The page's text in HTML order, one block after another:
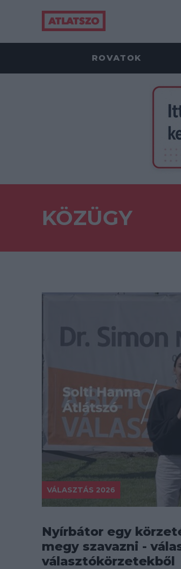
ROVATOK
KÖZÜGY
VÁLASZTÁS 2026
Nyírbátor egy
megy szavazni -
választókörzetekből